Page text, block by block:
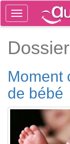
Toggle
navigation
Moment
de bébé